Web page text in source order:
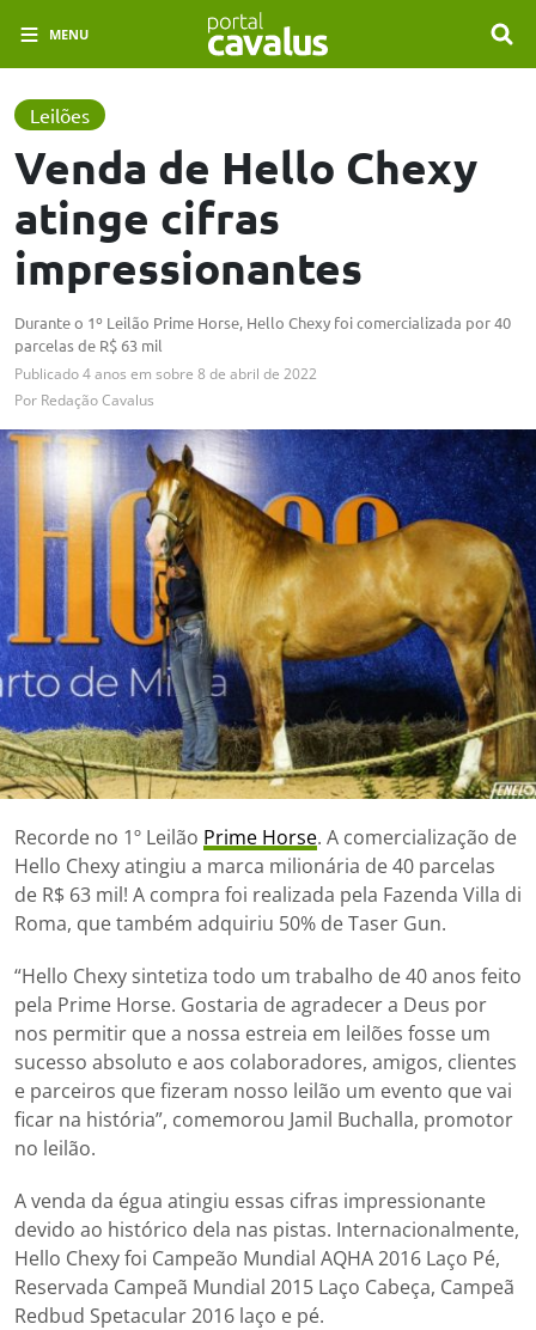
MENU
Leilões
Venda de Hello Chexy
atinge cifras
impressionantes
Durante o 1º Leilão Prime Horse, Hello Chexy foi comercializada por 40
parcelas de R$ 63 mil
Publicado4 anos em sobre 8 de abril de 2022
Por Redação Cavalus
Recorde no 1º Leilão Prime Horse. A comercialização de
Hello Chexy atingiu a marca milionária de 40 parcelas
de R$ 63 mil! A compra foi realizada pela Fazenda Villa di
Roma, que também adquiriu 50% de Taser Gun.
“Hello Chexy sintetiza todo um trabalho de 40 anos feito
pela Prime Horse. Gostaria de agradecer a Deus por
nos permitir que a nossa estreia em leilões fosse um
sucesso absoluto e aos colaboradores, amigos, clientes
e parceiros que fizeram nosso leilão um evento que vai
ficar na história”, comemorou Jamil Buchalla, promotor
no leilão.
A venda da égua atingiu essas cifras impressionante
devido ao histórico dela nas pistas. Internacionalmente,
Hello Chexy foi Campeão Mundial AQHA 2016 Laço Pé,
Reservada Campeã Mundial 2015 Laço Cabeça, Campeã
Redbud Spetacular 2016 laço e pé.